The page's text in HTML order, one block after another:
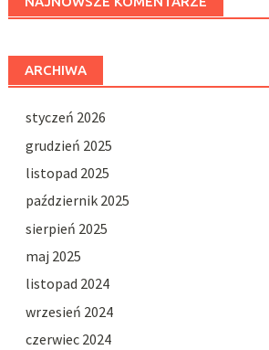
ARCHIWA
styczeń 2026
grudzień 2025
listopad 2025
październik 2025
sierpień 2025
maj 2025
listopad 2024
wrzesień 2024
czerwiec 2024